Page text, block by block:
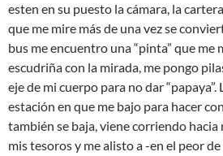
esten en su puesto la cámara, la
que me mire más de una vez se
bus me encuentro una “pinta” que me
escudriña con la mirada, me pongo
eje de mi cuerpo para no dar “papaya”.
estación en que me bajo para hacer
también se baja, viene corriendo hacia
mis tesoros y me alisto a -en el peor